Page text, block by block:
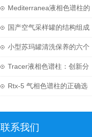
程中需要注意哪些细节呢？
Mediterranea液相色谱柱的
使用与维护
国产空气采样罐的结构组成
和清洗方法
小型苏玛罐清洗保养的六个
步骤
Tracer液相色谱柱：创新分
离技术的力量
Rtx-5 气相色谱柱的正确选
联系我们